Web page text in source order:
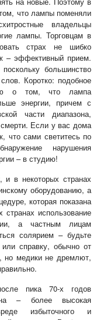
что лампы поменяли
владельцы
лампы. Торговцам в
страх не шибко
– эффективный прием.
большинство
Коротко: подобное
о том, что лампа
энергии, причем с
части диапазона,
Если у вас дома
что сами светитесь по
нарушения
– в студию!
в некоторых странах
оборудованию, а
которая показана
использование
а частным лицам
солярием – будьте
справку, обычно от
но медики не дремлют,
пика 70-х годов
– более высокая
избыточного и